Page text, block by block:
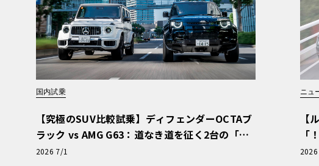
国内試乗
【究極のSUV比較試乗】ディフェンダーOCTAブ
ラック vs AMG G63：道なき道を征く2台の「対
極的アプローチ」
2026 7/1
ニュ
【
「
「